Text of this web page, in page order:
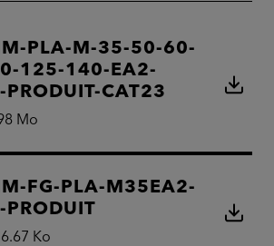
PLA-M-35-50-60-
125-140-EA2-
PRODUIT-CAT23
Mo
FG-PLA-M35EA2-
PRODUIT
Ko